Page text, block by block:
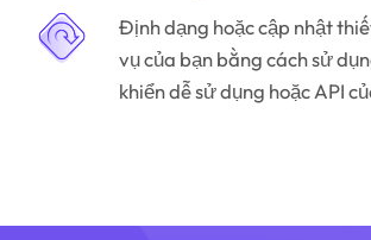
Định dạng hoặc cập nhật
vụ của bạn bằng cách sử
khiển dễ sử dụng hoặc API